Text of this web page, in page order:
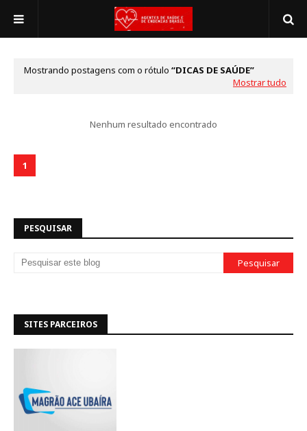
Mostrando postagens com o rótulo
DICAS DE SAÚDE
Mostrar tudo
Nenhum resultado encontrado
1
PESQUISAR
SITES PARCEIROS